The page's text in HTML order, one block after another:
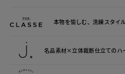
本物を愉しむ、洗練スタイ
名品素材×立体裁断仕立てのハ